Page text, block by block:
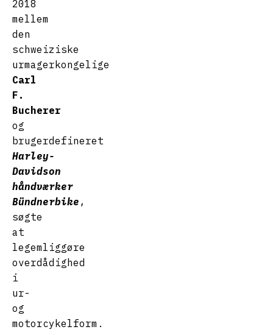
2018
mellem
den
schweiziske
urmagerkongelige
Carl
F.
Bucherer
og
brugerdefineret
Harley-
Davidson
håndværker
Bündnerbike ,
søgte
at
legemliggøre
overdådighed
i
ur-
og
motorcykelform.